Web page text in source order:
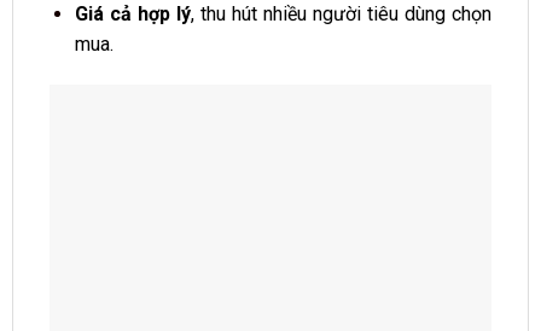
Giá cả hợp lý, thu hút nhiều người tiêu dùng chọn
mua.